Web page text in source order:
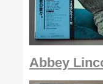
Abbey